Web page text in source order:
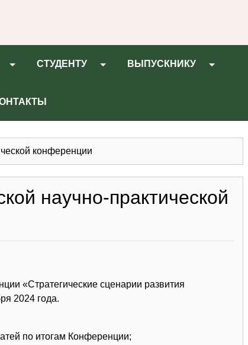
СТУДЕНТУ ВЫПУСКНИКУ
конференции
научно-практической
«Стратегические сценарии развития
2024 года.
по итогам Конференции;